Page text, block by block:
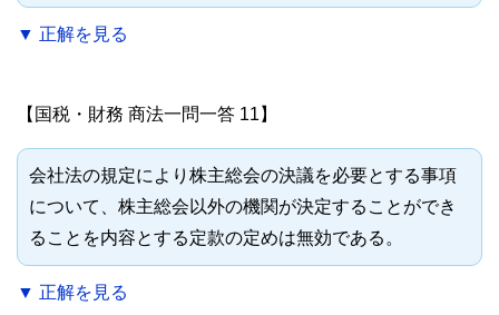
▼ 正解を見る
【国税・財務 商法一問一答 11】
会社法の規定により株主総会の決議を必要とする事項
について、株主総会以外の機関が決定することができ
ることを内容とする定款の定めは無効である。
▼ 正解を見る